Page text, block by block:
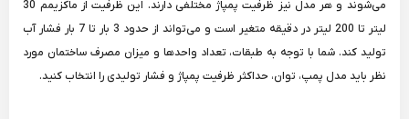
می‌شوند و هر مدل نیز ظرفیت پمپاژ مختلفی دارند. این ظرفیت از ماکزیمم 30
لیتر تا 200 لیتر در دقیقه متغیر است و می‌تواند از حدود 3 بار تا 7 بار فشار آب
تولید کند. شما با توجه به طبقات، تعداد واحدها و میزان مصرف ساختمان مورد
نظر باید مدل پمپ، توان، حداکثر ظرفیت پمپاژ و فشار تولیدی را انتخاب کنید.